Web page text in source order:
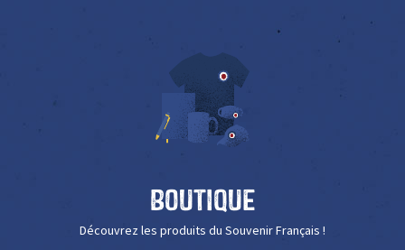
Boutique
Découvrez les produits du Souvenir Français !